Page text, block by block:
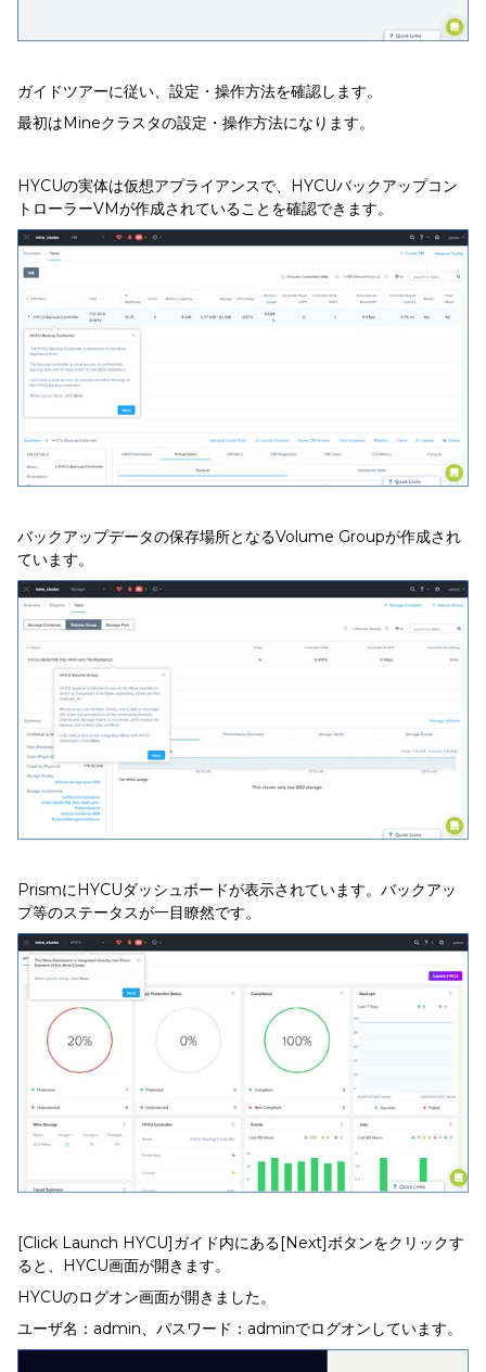
ガイドツアーに従い、設定・操作方法を確認します。
最初はMineクラスタの設定・操作方法になります。
HYCUの実体は仮想アプライアンスで、HYCUバックアップコン
トローラーVMが作成されていることを確認できます。
バックアップデータの保存場所となるVolume Groupが作成され
ています。
PrismにHYCUダッシュボードが表示されています。バックアッ
プ等のステータスが一目瞭然です。
[Click Launch HYCU]ガイド内にある[Next]ボタンをクリックす
ると、HYCU画面が開きます。
HYCUのログオン画面が開きました。
ユーザ名：admin、パスワード：adminでログオンしています。